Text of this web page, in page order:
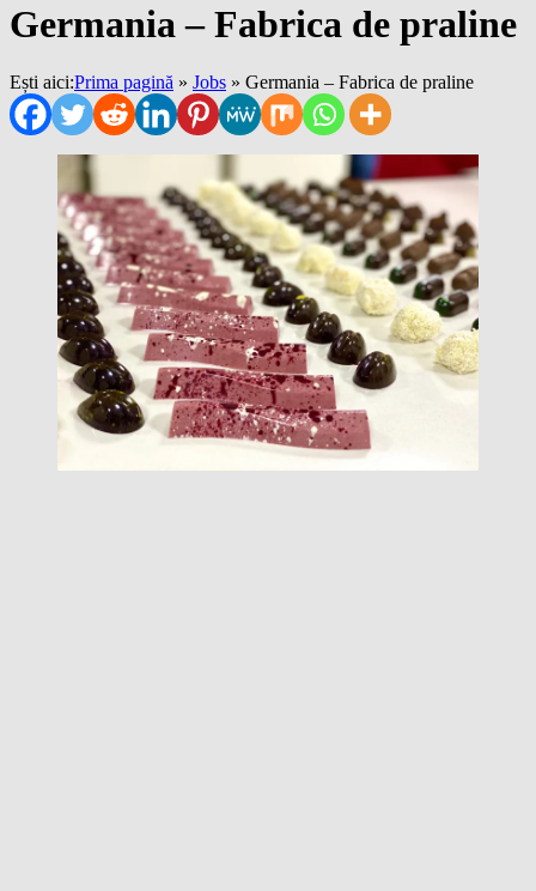
Germania – Fabrica de praline
Ești aici:Prima pagină » Jobs » Germania – Fabrica de praline